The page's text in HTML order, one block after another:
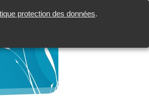
protection des données.